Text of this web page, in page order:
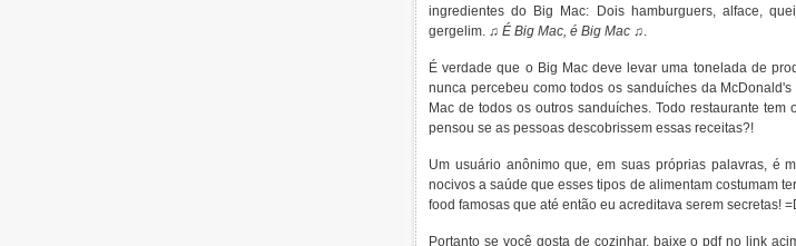
ingredientes do Big Mac: Dois hamburguers, alface,
gergelim. ♫ É Big Mac, é Big Mac ♫.
É verdade que o Big Mac deve levar uma tonelada de
nunca percebeu como todos os sanduíches da
Mac de todos os outros sanduíches. Todo restaurante
pensou se as pessoas descobrissem essas receitas?!
Um usuário anônimo que, em suas próprias palavras, é
nocivos a saúde que esses tipos de alimentam costumam
food famosas que até então eu acreditava serem secretas!
Portanto se você gosta de cozinhar, baixe o pdf no link